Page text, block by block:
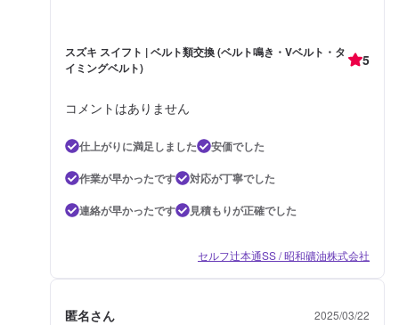
スズキ スイフト | ベルト類交換 (ベルト鳴き・Vベルト・タ
イミングベルト)
5
コメントはありません
仕上がりに満足しました
安価でした
作業が早かったです
対応が丁寧でした
連絡が早かったです
見積もりが正確でした
セルフ辻本通SS / 昭和礦油株式会社
匿名さん 2025/03/22